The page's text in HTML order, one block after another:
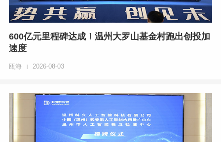
600亿元里程碑达成！温州大罗山基金村跑出创投加
速度
瓯海 | 2026-08-03